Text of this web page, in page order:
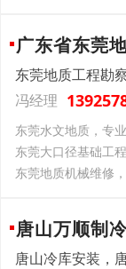
广东省东莞
东莞地质工程勘
冯经理
东莞水文地质，专
东莞大口径基础工
东莞地质机械维修
唐山万顺制
唐山冷库安装，